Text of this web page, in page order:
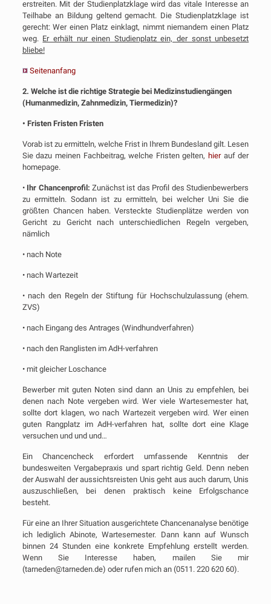
erstreiten. Mit der Studienplatzklage wird das vitale Interesse an
Teilhabe an Bildung geltend gemacht. Die Studienplatzklage ist
gerecht: Wer einen Platz einklagt, nimmt niemandem einen Platz
weg. Er erhält nur einen Studienplatz ein, der sonst unbesetzt
bliebe!
Seitenanfang
2. Welche ist die richtige Strategie bei Medizinstudiengängen
(Humanmedizin, Zahnmedizin, Tiermedizin)?
• Fristen Fristen Fristen
Vorab ist zu ermitteln, welche Frist in Ihrem Bundesland gilt. Lesen
Sie dazu meinen Fachbeitrag, welche Fristen gelten, hierauf der
homepage.
• Ihr Chancenprofil: Zunächst ist das Profil des Studienbewerbers
zu ermitteln. Sodann ist zu ermitteln, bei welcher Uni Sie die
größten Chancen haben. Versteckte Studienplätze werden von
Gericht zu Gericht nach unterschiedlichen Regeln vergeben,
nämlich
• nach Note
• nach Wartezeit
• nach den Regeln der Stiftung für Hochschulzulassung (ehem.
ZVS)
• nach Eingang des Antrages (Windhundverfahren)
• nach den Ranglisten im AdH-verfahren
• mit gleicher Loschance
Bewerber mit guten Noten sind dann an Unis zu empfehlen, bei
denen nach Note vergeben wird. Wer viele Wartesemester hat,
sollte dort klagen, wo nach Wartezeit vergeben wird. Wer einen
guten Rangplatz im AdH-verfahren hat, sollte dort eine Klage
versuchen und und und…
Ein Chancencheck erfordert umfassende Kenntnis der
bundesweiten Vergabepraxis und spart richtig Geld. Denn neben
der Auswahl der aussichtsreisten Unis geht aus auch darum, Unis
auszuschließen, bei denen praktisch keine Erfolgschance
besteht.
Für eine an Ihrer Situation ausgerichtete Chancenanalyse benötige
ich lediglich Abinote, Wartesemester. Dann kann auf Wunsch
binnen 24 Stunden eine konkrete Empfehlung erstellt werden.
Wenn Sie Interesse haben, mailen Sie mir
(tarneden@tarneden.de) oder rufen mich an (0511. 220 620 60).